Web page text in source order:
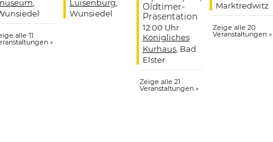
,
alle 11
»
Luisenburg,
Wunsiedel
Oldtimer-
Präsentation
12:00 Uhr
Königliches
Kurhaus, Bad
Elster
Zeige alle 21
Veranstaltungen »
Marktredwitz
Zeige alle 20
Veranstaltungen »